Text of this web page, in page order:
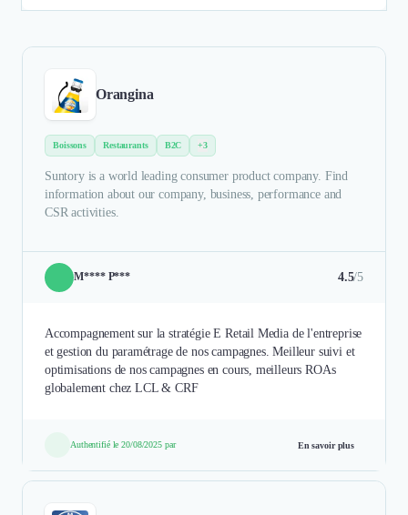
Orangina
Boissons Restaurants B2C +3
Suntory is a world leading consumer product company. Find
information about our company, business, performance and
CSR activities.
M**** P*** 4.5/5
Accompagnement sur la stratégie E Retail Media de l'entreprise
et gestion du paramétrage de nos campagnes. Meilleur suivi et
optimisations de nos campagnes en cours, meilleurs ROAs
globalement chez LCL & CRF
Authentifié le 20/08/2025 par En savoir plus